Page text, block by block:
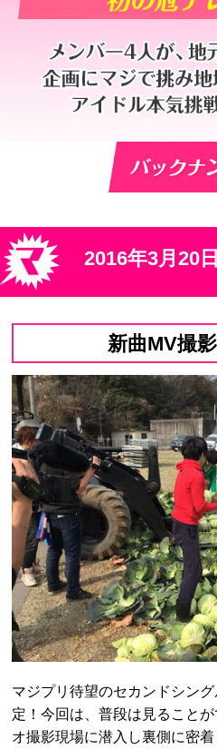
CBCテレビ「本気プリ」
2016年3月20
新曲MV撮
マジプリ待望のセカンドシン
定！今回は、普段は見ること
オ撮影現場に潜入し裏側に密着